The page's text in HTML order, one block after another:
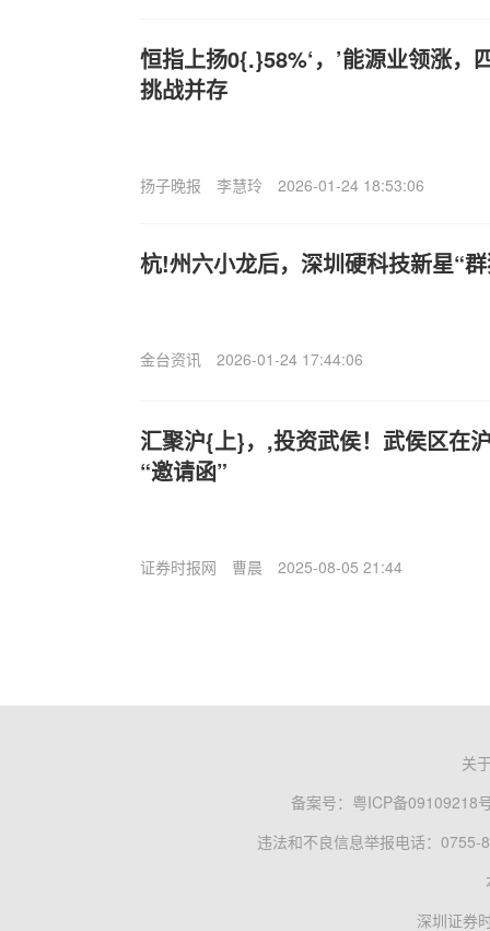
恒指上扬0{.}58%‘，’能源业领涨，
挑战并存
扬子晚报 李慧玲 2026-01-24 18:53:06
杭!州六小龙后，深圳硬科技新星“
金台资讯 2026-01-24 17:44:06
汇聚沪{上}，,投资武侯！武侯区在
“邀请函”
证券时报网 曹晨 2025-08-05 21:44
关
备案号： 粤ICP备09109218
违法和不良信息举报电话：0755-
深圳证券